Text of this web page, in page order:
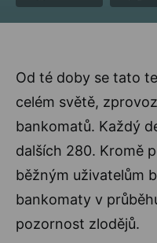
Od té doby se tato
celém světě,
bankomatů. Každý
dalších 280. Kromě
běžným uživatelům
bankomaty v
pozornost zlodějů.